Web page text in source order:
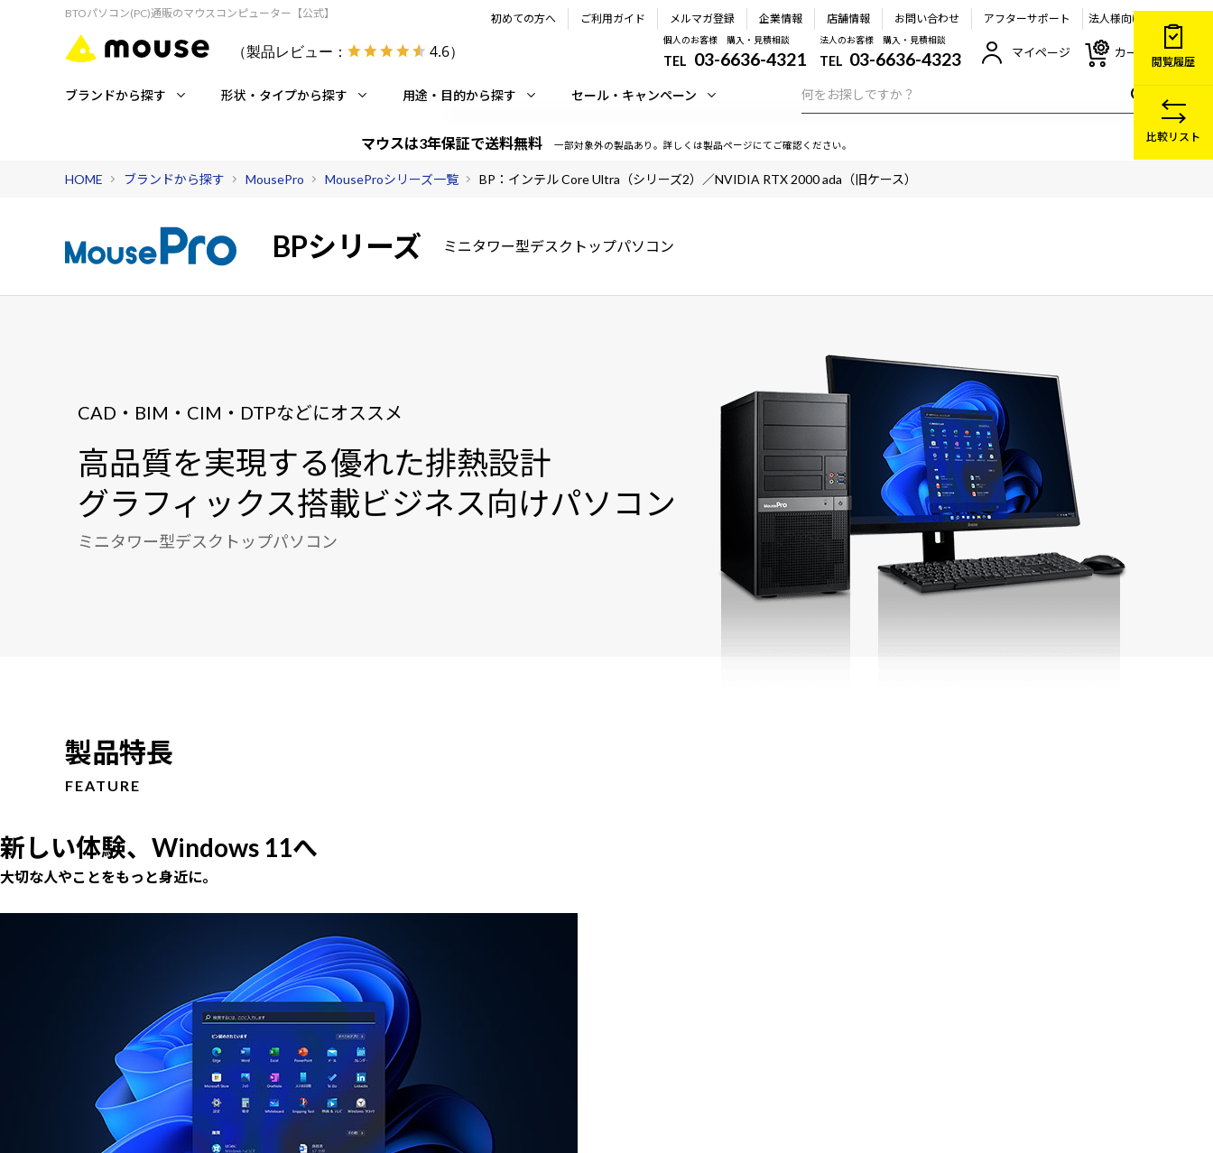
BTOパソコン(PC)通販のマウスコンピューター【公式】
（製品レビュー： 4.6）
初めての方へ ご利用ガイド メルマガ登録 企業情報 店舗情報 お問い合わせ アフターサポート 法人様向け
個人のお客様 購入・見積相談
TEL 03-6636-4321
法人のお客様 購入・見積相談
TEL 03-6636-4323 マイページ カート
ブランドから探す 形状・タイプから探す 用途・目的から探す セール・キャンペーン
マウスは3年保証で送料無料 一部対象外の製品あり。詳しくは製品ページにてご確認ください。
HOME ブランドから探す MousePro MouseProシリーズ一覧 BP：インテル Core Ultra（シリーズ2）／NVIDIA RTX 2000 ada（旧ケース）
BPシリーズ ミニタワー型デスクトップパソコン
CAD・BIM・CIM・DTPなどにオススメ
高品質を実現する優れた排熱設計
グラフィックス搭載ビジネス向けパソコン
ミニタワー型デスクトップパソコン
製品特長
FEATURE
新しい体験、Windows 11へ
大切な人やことをもっと身近に。
閲覧履歴
比較リスト